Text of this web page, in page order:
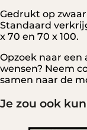
Gedrukt op
Standaard
x 70 en 70 x 100.
Opzoek naar een
wensen? Neem
samen naar de
Je zou ook